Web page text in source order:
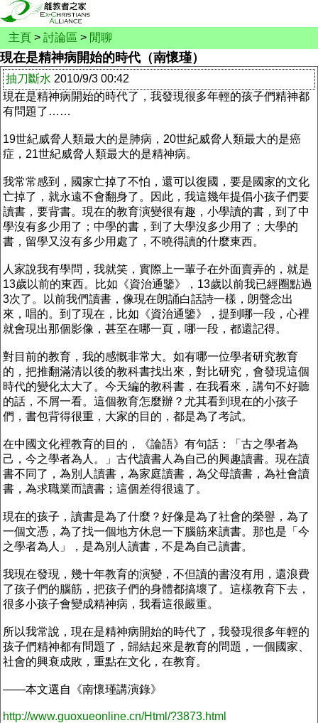
主頁 > 討論區 > 閒聊
現在是精神病開始的時代（南懷瑾）
抽刀斷水 2010/9/3 00:42
現在是精神病開始的時代了，我發現很多年輕的孩子們精神都
有問題了……
19世紀威脅人類最大的是肺病，20世紀威脅人類最大的是癌
症，21世紀威脅人類最大的是精神病。
我常常感到，國家亡掉了不怕，還可以復國，要是國家的文化
亡掉了，就永遠不會翻身了。因此，我這幾年提倡小孩子們要
讀書，要背書。現在的教育演變很有趣，小學讀的書，到了中
學沒有多少用了；中學的書，到了大學沒多少用了；大學的
書，留學又沒有多少用處了，不曉得讀的什麼東西。
人家說我有學問，我就笑，實際上一輩子在外面賣弄的，就是
13歲以前的東西。比如《資治通鑒》，13歲以前我已經圈點過
3次了。以前我們讀書，像現在朗誦白話詩一樣，朗聲念出
來，唱的。到了現在，比如《資治通鑒》，提到哪一段，心裡
就會現出那個影像，甚至在哪一頁，哪一段，都還記得。
對目前的教育，我的感慨非常大。如有哪一位學者研究教育
的，把推翻滿清以後的教科書找出來，對比研究，會發現這個
時代的變化太大了。今天編的教科書，在我看來，講句不好聽
的話，不屑一看。這個教育怎麼辦？尤其看到現在的小孩子
們，書包背得很重，大家的目的，都是為了考試。
在中國文化裡教育的目的，《論語》有句話：「古之學者為
己，今之學者為人。」古代讀書人為自己的興趣讀書。現在讀
書不同了，為別人讀書，為家庭讀書，為父母讀書，為社會讀
書，為求職業而讀書；這個差得很遠了。
現在的孩子，讀書是為了什麼？好像是為了社會的榮譽，為了
一個文憑，為了找一個地方休息一下腦筋來讀書。那也是「今
之學者為人」，是為別人讀書，不是為自己讀書。
我現在發現，幾十年教育的演變，不但讀的書沒有用，還浪費
了孩子們的腦筋，把孩子們的身體都搞壞了。這樣教育下去，
很多小孩子會變成精神病，我看這很嚴重。
所以我常說，現在是精神病開始的時代了，我發現很多年輕的
孩子們精神都有問題了，歸結起來是教育的問題，一個國家、
社會的興衰成敗，重點在文化，在教育。
——本文選自《南懷瑾講演錄》
http://www.guoxueonline.cn/Html/?3873.html